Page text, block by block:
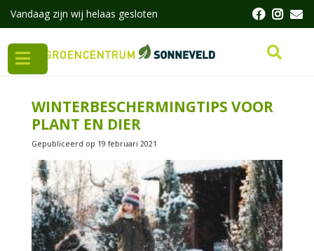
Vandaag zijn wij helaas gesloten
WINTERBESCHERMINGTIPS VOOR
PLANT EN DIER
Gepubliceerd op 19 februari 2021